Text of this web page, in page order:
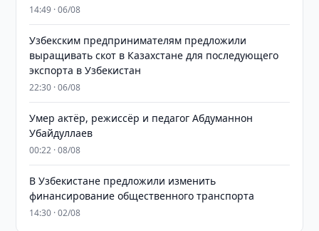
14:49 · 06/08
Узбекским предпринимателям предложили
выращивать скот в Казахстане для последующего
экспорта в Узбекистан
22:30 · 06/08
Умер актёр, режиссёр и педагог Абдуманнон
Убайдуллаев
00:22 · 08/08
В Узбекистане предложили изменить
финансирование общественного транспорта
14:30 · 02/08